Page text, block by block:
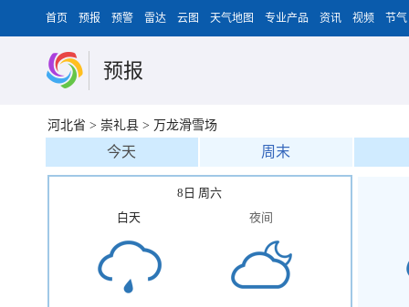
首页 预报 预警 雷达 云图 天气地图 专业产品 资讯 视频 节气
预报
河北省 > 崇礼县 > 万龙滑雪场
今天 周末
8日 周六
白天
夜间